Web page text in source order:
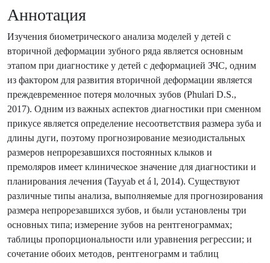
Аннотация
Изучения биометрического анализа моделей у детей с
вторичной деформации зубного ряда является основным
этапом при диагностике у детей с деформацией ЗЧС, одним
из фактором для развития вторичной деформации является
преждевременное потеря молочных зубов (Phulari D.S.,
2017). Одним из важных аспектов диагностики при сменном
прикусе является определение несоответствия размера зуба и
длины дуги, поэтому прогнозирование мезиодистальных
размеров непрорезавшихся постоянных клыков и
премоляров имеет клиническое значение для диагностики и
планирования лечения (Tayyab et á l, 2014). Существуют
различные типы анализа, выполняемые для прогнозирования
размера непрорезавшихся зубов, и были установлены три
основных типа; измерение зубов на рентгенограммах;
таблицы пропорциональности или уравнения регрессии; и
сочетание обоих методов, рентгенограмм и таблиц